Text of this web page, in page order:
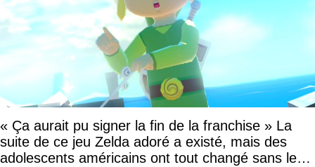
« Ça aurait pu signer la fin de la franchise » La
suite de ce jeu Zelda adoré a existé, mais des
adolescents américains ont tout changé sans le